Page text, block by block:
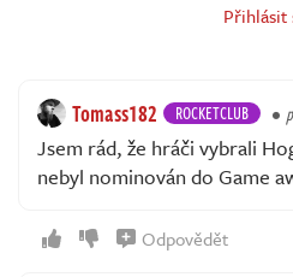
Přihlásit
Tomass182 ROCKETCLUB
Jsem rád, že hráči vybrali
nebyl nominován do Game
Odpovědět